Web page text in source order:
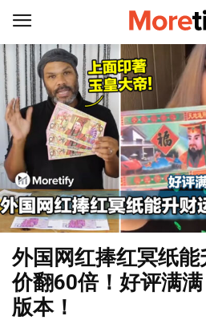
外国网红捧红冥纸
价翻60倍！好评满
版本！